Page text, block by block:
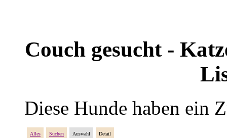
Couch gesucht -
Diese Hunde haben ein
Alles Suchen Auswahl Detail